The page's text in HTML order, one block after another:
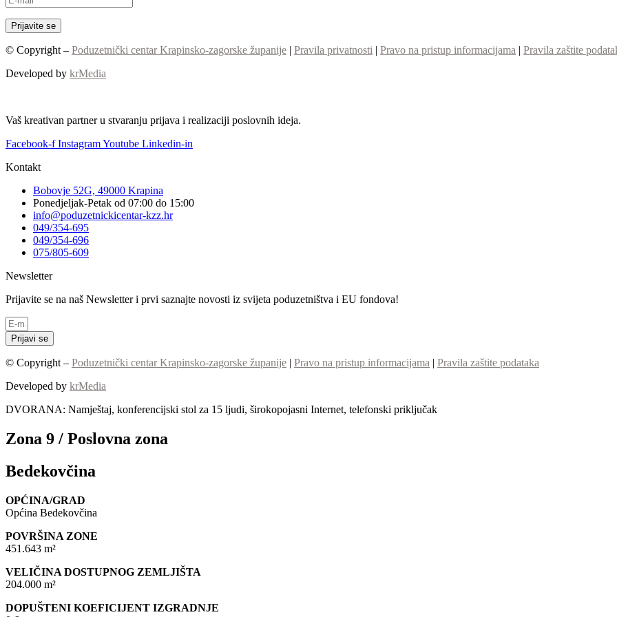
© Copyright – Poduzetnički centar Krapinsko-zagorske županije | Pravila privatnosti | Pravo na pristup informacijama | Pravila zaštite
Developed by krMedia
Vaš kreativan partner u stvaranju prijava i realizaciji poslovnih ideja.
Facebook-f InstagramYoutube Linkedin-in
Kontakt
Bobovje 52G, 49000 Krapina
Ponedjeljak-Petak od 07:00 do 15:00
info@poduzetnickicentar-kzz.hr
049/354-695
049/354-696
075/805-609
Newsletter
Prijavite se na naš Newsletter i prvi saznajte novosti iz svijeta poduzetništva i EU fondova!
Prijavi se
© Copyright – Poduzetnički centar Krapinsko-zagorske županije | Pravo na pristup informacijama | Pravila zaštite podataka
Developed by krMedia
DVORANA: Namještaj, konferencijski stol za 15 ljudi, širokopojasni Internet, telefonski priključak
Zona 9 / Poslovna zona
Bedekovčina
OPĆINA/GRAD
Općina Bedekovčina
POVRŠINA ZONE
451.643 m²
VELIČINA DOSTUPNOG ZEMLJIŠTA
204.000 m²
DOPUŠTENI KOEFICIJENT IZGRADNJE